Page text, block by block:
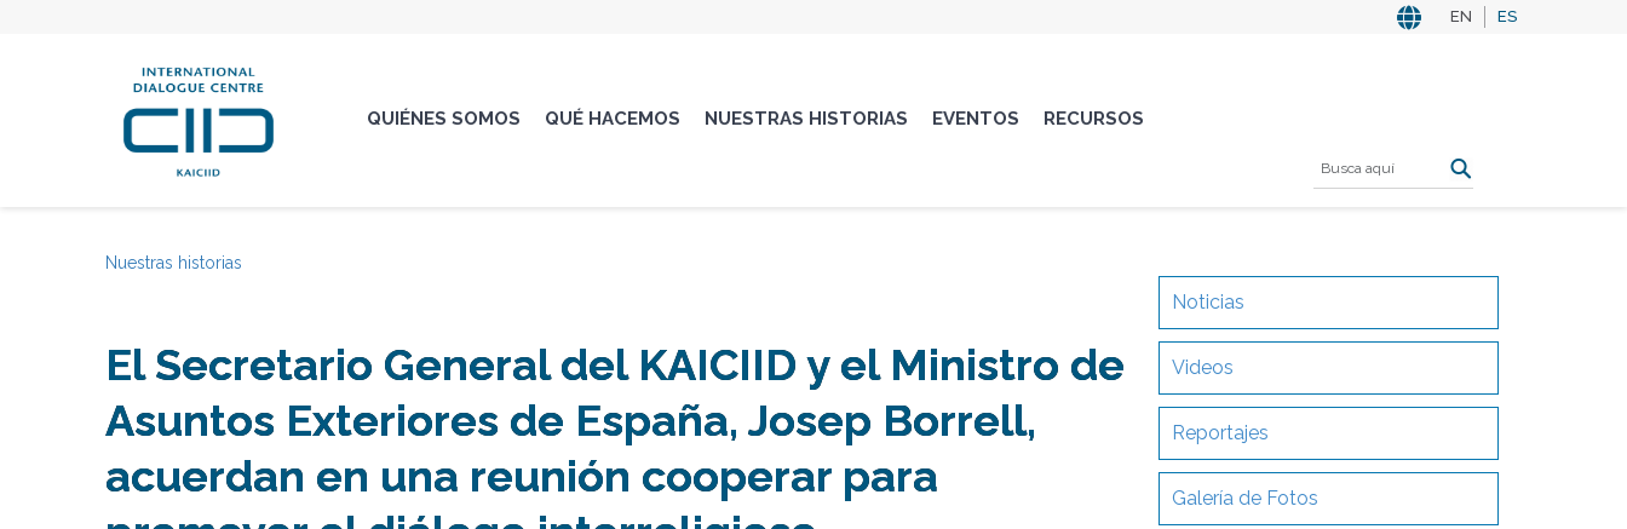
EN ES
QUIÉNES SOMOS QUÉ HACEMOS NUESTRAS HISTORIAS EVENTOS RECURSOS
Nuestras historias
El Secretario General del KAICIID y el Ministro de
Asuntos Exteriores de España, Josep Borrell,
acuerdan en una reunión cooperar para
Noticias
Videos
Reportajes
Galería de Fotos